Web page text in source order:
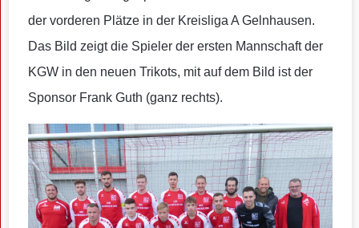
der vorderen Plätze in der Kreisliga A Gelnhausen.
Das Bild zeigt die Spieler der ersten Mannschaft der
KGW in den neuen Trikots, mit auf dem Bild ist der
Sponsor Frank Guth (ganz rechts).